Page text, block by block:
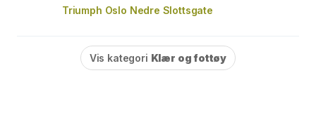
Triumph Oslo Nedre Slottsgate
Vis kategori Klær og fottøy